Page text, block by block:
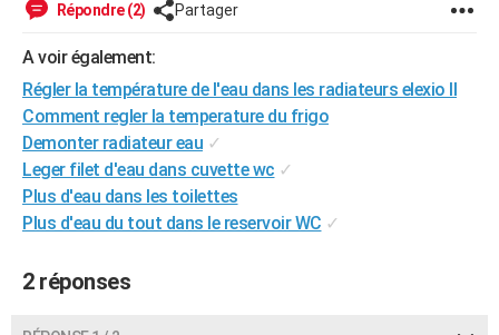
Art de vivre
Bien-être
Loisirs
Mode
Modes de vie
SANTE
Alimentation
Guide de la santé
Maladies
Médicaments
Sommeil
VOYAGE
Destinations
City break
Voyage nature
Voyage de noces
Forum
Climat
PHOTO
GUIDES D'ACHAT
BONS PLANS
Carte de Noël
Carte Bonne année
Carte Saint-Valentin
Carte Pâques
Carte d'anniversaire
DICTIONNAIRE
Dictionnaire
Biographies
Citations
Expressions
Proverbes
Répondre (2) Partager
A voir également:
Régler la température de l'eau dans les radiateurs elexio II
Comment regler la temperature du frigo
Demonter radiateur eau ✓
Leger filet d'eau dans cuvette wc ✓
Plus d'eau dans les toilettes
Plus d'eau du tout dans le reservoir WC ✓
2 réponses